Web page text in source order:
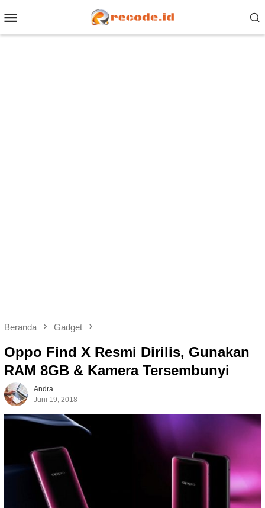
ke
kontenMobile
Beranda Gadget
Oppo Find X Resmi Dirilis, Gunakan
RAM 8GB & Kamera Tersembunyi
Andra
Juni 19, 2018